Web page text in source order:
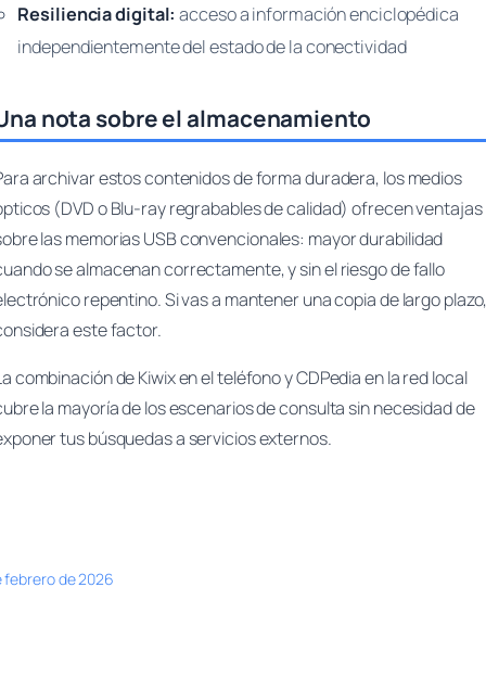
Resiliencia digital: acceso a información enciclopédica
independientemente del estado de la conectividad
nota sobre el almacenamiento
archivar estos contenidos de forma duradera, los medios
(DVD o Blu-ray regrabables de calidad) ofrecen ventajas
las memorias USB convencionales: mayor durabilidad
se almacenan correctamente, y sin el riesgo de fallo
repentino. Si vas a mantener una copia de largo
este factor.
combinación de Kiwix en el teléfono y CDPedia en la red local
la mayoría de los escenarios de consulta sin necesidad de
tus búsquedas a servicios externos.
febrero de 2026